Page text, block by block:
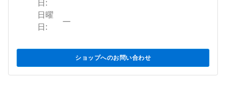
日:
日曜
日:
—
ショップへのお問い合わせ